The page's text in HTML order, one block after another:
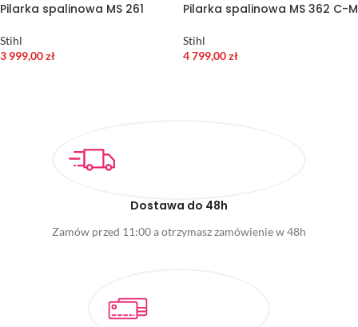
Pilarka spalinowa MS 261
Stihl
3 999,00zł
Pilarka spalinowa MS 362 C-M
Stihl
4 799,00zł
Dostawa do 48h
Zamów przed 11:00 a otrzymasz zamówienie w 48h